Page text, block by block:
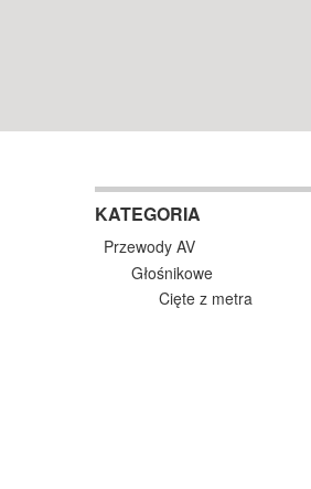
KATEGORIA
Przewody AV
Głośnikowe
Cięte z metra